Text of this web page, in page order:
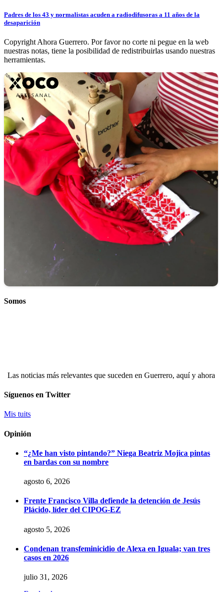
Padres de los 43 y normalistas acuden a radiodifusoras a 11 años de la
desaparición
Copyright Ahora Guerrero. Por favor no corte ni pegue en la web
nuestras notas, tiene la posibilidad de redistribuirlas usando nuestras
herramientas.
Somos
Las noticias más relevantes que suceden en Guerrero, aquí y ahora
Síguenos en Twitter
Mis tuits
Opinión
“¿Me han visto pintando?” Niega Beatriz Mojica pintas
en bardas con su nombre
agosto 6, 2026
Frente Francisco Villa defiende la detención de Jesús
Plácido, líder del CIPOG-EZ
agosto 5, 2026
Condenan transfeminicidio de Alexa en Iguala; van tres
casos en 2026
julio 31, 2026